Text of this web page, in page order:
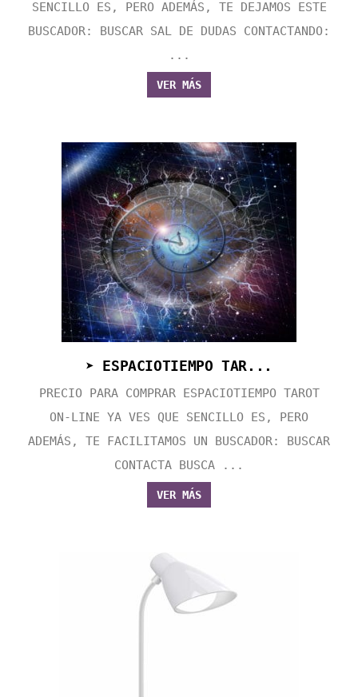
SENCILLO ES, PERO ADEMÁS, TE DEJAMOS ESTE
BUSCADOR: BUSCAR SAL DE DUDAS CONTACTANDO:
...
VER MÁS
➤ ESPACIOTIEMPO TAR...
PRECIO PARA COMPRAR ESPACIOTIEMPO TAROT
ON-LINE YA VES QUE SENCILLO ES, PERO
ADEMÁS, TE FACILITAMOS UN BUSCADOR: BUSCAR
CONTACTA BUSCA ...
VER MÁS